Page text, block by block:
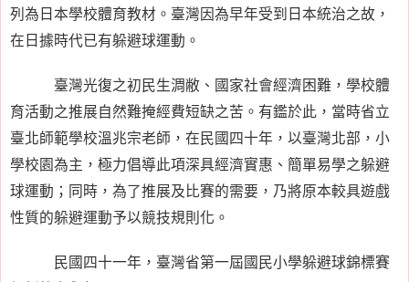
列為日本學校體育教材。臺灣因為早年受到日本統治之故，
在日據時代已有躲避球運動。
臺灣光復之初民生淍敝、國家社會經濟困難，學校體
育活動之推展自然難掩經費短缺之苦。有鑑於此，當時省立
臺北師範學校溫兆宗老師，在民國四十年，以臺灣北部，小
學校園為主，極力倡導此項深具經濟實惠、簡單易學之躲避
球運動；同時，為了推展及比賽的需要，乃將原本較具遊戲
性質的躲避運動予以競技規則化。
民國四十一年，臺灣省第一屆國民小學躲避球錦標賽